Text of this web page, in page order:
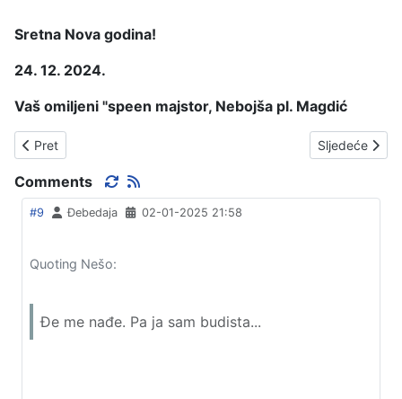
Sretna Nova godina!
24. 12. 2024.
Vaš omiljeni "speen majstor, Nebojša pl. Magdić
Prethodni članak: NOVA POČINJE POD PRIJETNJOM TUŽBE.
Pret Sljedeći
Sljedeće
Comments
#9 Đebedaja 02-01-2025 21:58
Quoting Nešo:
Đe me nađe. Pa ja sam budista...